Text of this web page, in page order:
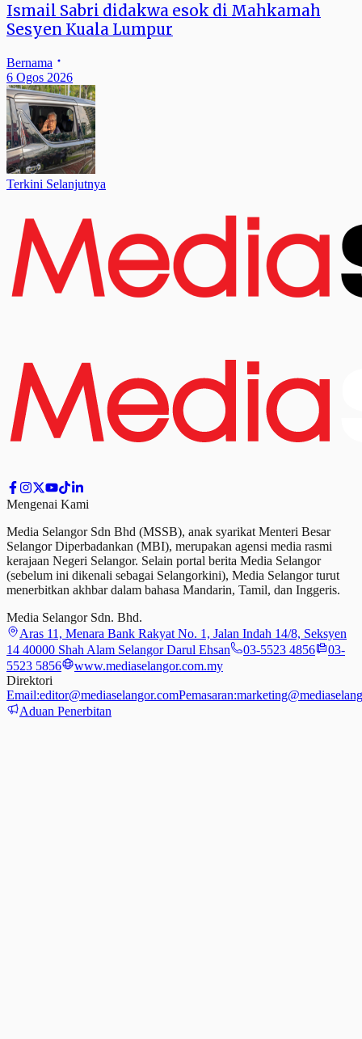
Ismail Sabri didakwa esok di Mahkamah
Sesyen Kuala Lumpur
Bernama
6 Ogos 2026
Terkini Selanjutnya
Mengenai Kami
Media Selangor Sdn Bhd (MSSB), anak syarikat Menteri Besar
Selangor Diperbadankan (MBI), merupakan agensi media rasmi
kerajaan Negeri Selangor. Selain portal berita Media Selangor
(sebelum ini dikenali sebagai Selangorkini), Media Selangor turut
menerbitkan akhbar dalam bahasa Mandarin, Tamil, dan Inggeris.
Media Selangor Sdn. Bhd.
Aras 11, Menara Bank Rakyat No. 1, Jalan Indah 14/8, Seksyen
14 40000 Shah Alam Selangor Darul Ehsan
03-5523 4856
03-
5523 5856
www.mediaselangor.com.my
Direktori
Email:editor@mediaselangor.comPemasaran:
Aduan Penerbitan